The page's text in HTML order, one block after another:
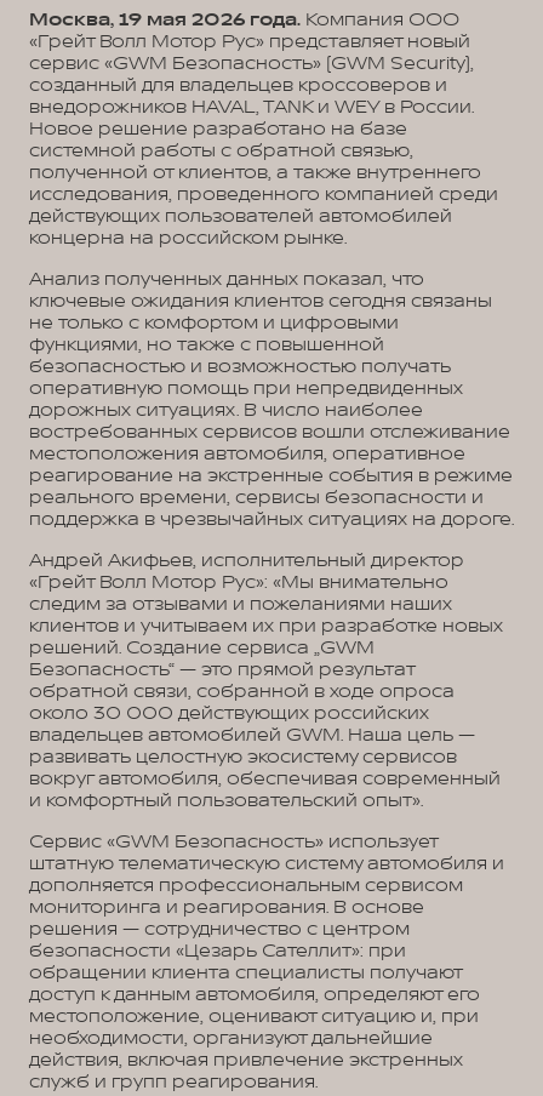
Москва, 19 мая 2026 года. Компания ООО
«Грейт Волл Мотор Рус» представляет новый
сервис «GWM Безопасность» (GWM Security),
созданный для владельцев кроссоверов и
внедорожников HAVAL, TANK и WEY в России.
Новое решение разработано на базе
системной работы с обратной связью,
полученной от клиентов, а также внутреннего
исследования, проведенного компанией среди
действующих пользователей автомобилей
концерна на российском рынке.
Анализ полученных данных показал, что
ключевые ожидания клиентов сегодня связаны
не только с комфортом и цифровыми
функциями, но также с повышенной
безопасностью и возможностью получать
оперативную помощь при непредвиденных
дорожных ситуациях. В число наиболее
востребованных сервисов вошли отслеживание
местоположения автомобиля, оперативное
реагирование на экстренные события в режиме
реального времени, сервисы безопасности и
поддержка в чрезвычайных ситуациях на дороге.
Андрей Акифьев, исполнительный директор
«Грейт Волл Мотор Рус»: «Мы внимательно
следим за отзывами и пожеланиями наших
клиентов и учитываем их при разработке новых
решений. Создание сервиса „GWM
Безопасность“ — это прямой результат
обратной связи, собранной в ходе опроса
около 30 000 действующих российских
владельцев автомобилей GWM. Наша цель —
развивать целостную экосистему сервисов
вокруг автомобиля, обеспечивая современный
и комфортный пользовательский опыт».
Сервис «GWM Безопасность» использует
штатную телематическую систему автомобиля и
дополняется профессиональным сервисом
мониторинга и реагирования. В основе
решения — сотрудничество с центром
безопасности «Цезарь Сателлит»: при
обращении клиента специалисты получают
доступ к данным автомобиля, определяют его
местоположение, оценивают ситуацию и, при
необходимости, организуют дальнейшие
действия, включая привлечение экстренных
служб и групп реагирования.